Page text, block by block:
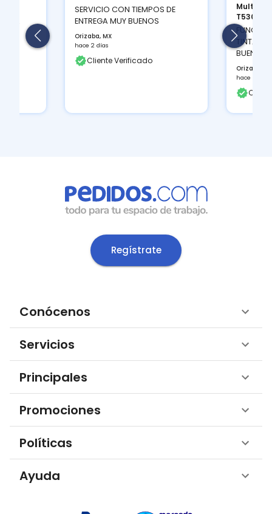
SERVICIO CON TIEMPOS DE
ENTREGA MUY BUENOS
Orizaba, MX
hace 2 días
Cliente Verificado
T530D...
TINTAS
BUEN
Orizaba,
hace 2 días
Regístrate
Conócenos
Servicios
Principales
Promociones
Políticas
Ayuda